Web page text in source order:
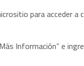
para acceder
Información” e